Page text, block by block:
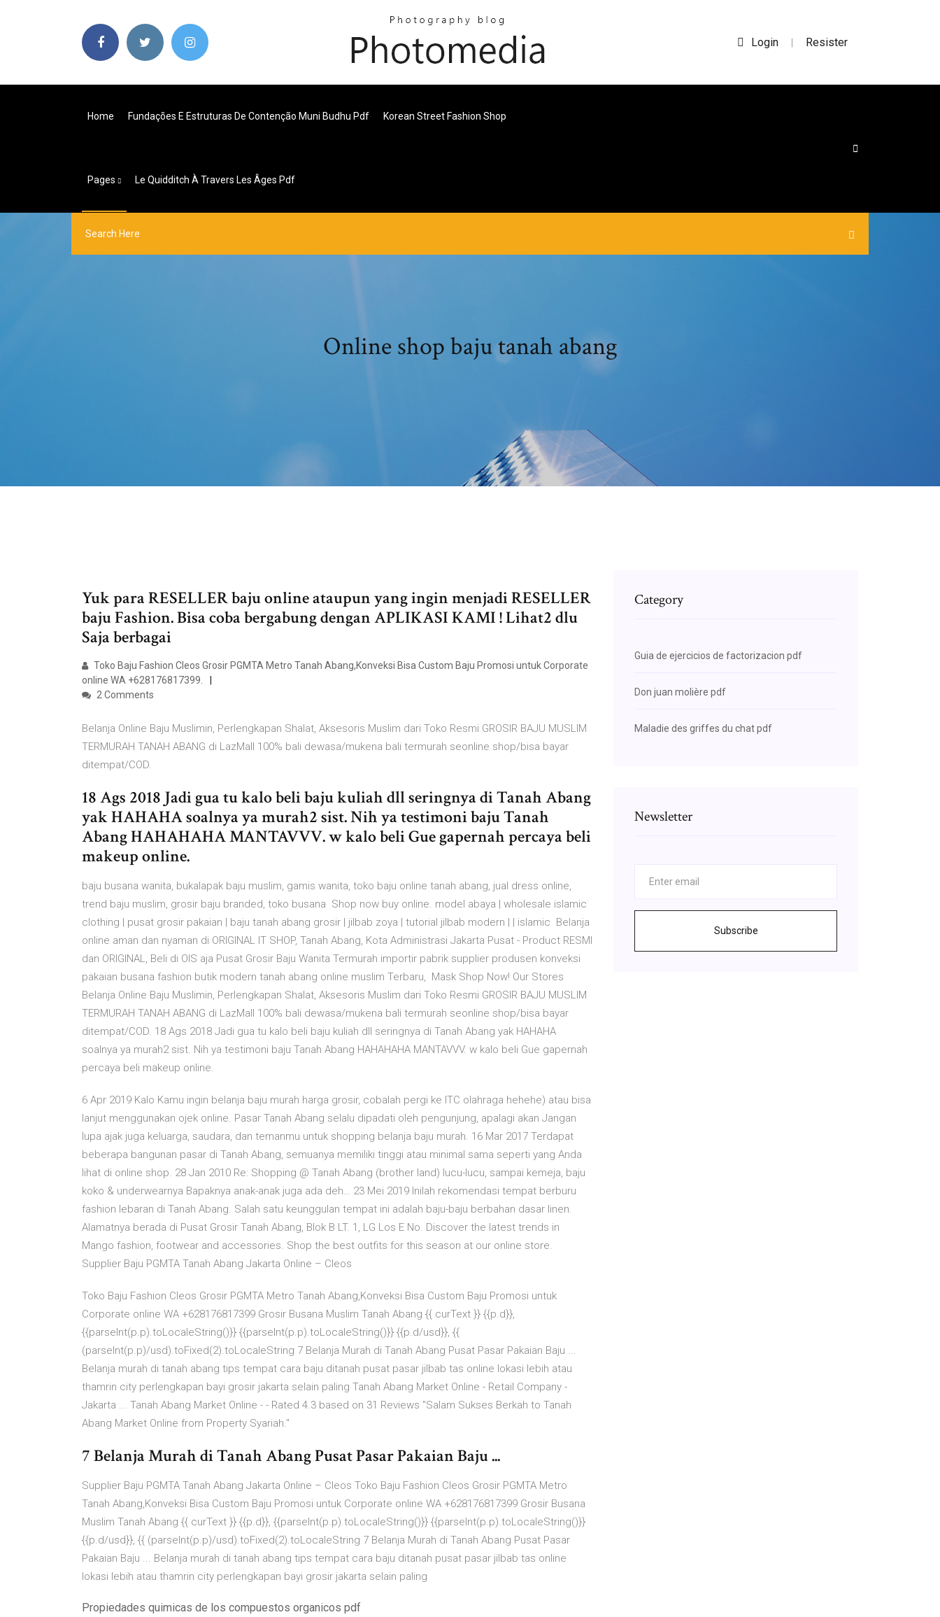
Login | Resister
Home Fundações E Estruturas De Contenção Muni Budhu Pdf Korean Street Fashion Shop
Pages Le Quidditch À Travers Les Âges Pdf
Online shop baju tanah abang
Yuk para RESELLER baju online ataupun yang ingin menjadi RESELLER
baju Fashion. Bisa coba bergabung dengan APLIKASI KAMI ! Lihat2 dlu
Saja berbagai
Toko Baju Fashion Cleos Grosir PGMTA Metro Tanah Abang,Konveksi Bisa Custom Baju Promosi untuk Corporate
online WA +628176817399.
2 Comments
Belanja Online Baju Muslimin, Perlengkapan Shalat, Aksesoris Muslim dari Toko Resmi GROSIR BAJU MUSLIM
TERMURAH TANAH ABANG di LazMall 100% bali dewasa/mukena bali termurah seonline shop/bisa bayar
ditempat/COD.
18 Ags 2018 Jadi gua tu kalo beli baju kuliah dll seringnya di Tanah Abang
yak HAHAHA soalnya ya murah2 sist. Nih ya testimoni baju Tanah
Abang HAHAHAHA MANTAVVV. w kalo beli Gue gapernah percaya beli
makeup online.
baju busana wanita, bukalapak baju muslim, gamis wanita, toko baju online tanah abang, jual dress online,
trend baju muslim, grosir baju branded, toko busana Shop now buy online. model abaya | wholesale islamic
clothing | pusat grosir pakaian | baju tanah abang grosir | jilbab zoya | tutorial jilbab modern | | islamic Belanja
online aman dan nyaman di ORIGINAL IT SHOP, Tanah Abang, Kota Administrasi Jakarta Pusat - Product RESMI
dan ORIGINAL, Beli di OIS aja Pusat Grosir Baju Wanita Termurah importir pabrik supplier produsen konveksi
pakaian busana fashion butik modern tanah abang online muslim Terbaru, Mask Shop Now! Our Stores
Belanja Online Baju Muslimin, Perlengkapan Shalat, Aksesoris Muslim dari Toko Resmi GROSIR BAJU MUSLIM
TERMURAH TANAH ABANG di LazMall 100% bali dewasa/mukena bali termurah seonline shop/bisa bayar
ditempat/COD. 18 Ags 2018 Jadi gua tu kalo beli baju kuliah dll seringnya di Tanah Abang yak HAHAHA
soalnya ya murah2 sist. Nih ya testimoni baju Tanah Abang HAHAHAHA MANTAVVV. w kalo beli Gue gapernah
percaya beli makeup online.
6 Apr 2019 Kalo Kamu ingin belanja baju murah harga grosir, cobalah pergi ke ITC olahraga hehehe) atau bisa
lanjut menggunakan ojek online. Pasar Tanah Abang selalu dipadati oleh pengunjung, apalagi akan Jangan
lupa ajak juga keluarga, saudara, dan temanmu untuk shopping belanja baju murah. 16 Mar 2017 Terdapat
beberapa bangunan pasar di Tanah Abang, semuanya memiliki tinggi atau minimal sama seperti yang Anda
lihat di online shop. 28 Jan 2010 Re: Shopping @ Tanah Abang (brother land) lucu-lucu, sampai kemeja, baju
koko & underwearnya Bapaknya anak-anak juga ada deh… 23 Mei 2019 Inilah rekomendasi tempat berburu
fashion lebaran di Tanah Abang. Salah satu keunggulan tempat ini adalah baju-baju berbahan dasar linen.
Alamatnya berada di Pusat Grosir Tanah Abang, Blok B LT. 1, LG Los E No. Discover the latest trends in
Mango fashion, footwear and accessories. Shop the best outfits for this season at our online store.
Supplier Baju PGMTA Tanah Abang Jakarta Online – Cleos
Toko Baju Fashion Cleos Grosir PGMTA Metro Tanah Abang,Konveksi Bisa Custom Baju Promosi untuk
Corporate online WA +628176817399 Grosir Busana Muslim Tanah Abang {{ curText }} {{p.d}},
{{parseInt(p.p).toLocaleString()}} {{parseInt(p.p).toLocaleString()}} {{p.d/usd}}, {{
(parseInt(p.p)/usd).toFixed(2).toLocaleString 7 Belanja Murah di Tanah Abang Pusat Pasar Pakaian Baju ...
Belanja murah di tanah abang tips tempat cara baju ditanah pusat pasar jilbab tas online lokasi lebih atau
thamrin city perlengkapan bayi grosir jakarta selain paling Tanah Abang Market Online - Retail Company -
Jakarta ... Tanah Abang Market Online - - Rated 4.3 based on 31 Reviews "Salam Sukses Berkah to Tanah
Abang Market Online from Property Syariah."
7 Belanja Murah di Tanah Abang Pusat Pasar Pakaian Baju ...
Supplier Baju PGMTA Tanah Abang Jakarta Online – Cleos Toko Baju Fashion Cleos Grosir PGMTA Metro
Tanah Abang,Konveksi Bisa Custom Baju Promosi untuk Corporate online WA +628176817399 Grosir Busana
Muslim Tanah Abang {{ curText }} {{p.d}}, {{parseInt(p.p).toLocaleString()}} {{parseInt(p.p).toLocaleString()}}
{{p.d/usd}}, {{ (parseInt(p.p)/usd).toFixed(2).toLocaleString 7 Belanja Murah di Tanah Abang Pusat Pasar
Pakaian Baju ... Belanja murah di tanah abang tips tempat cara baju ditanah pusat pasar jilbab tas online
lokasi lebih atau thamrin city perlengkapan bayi grosir jakarta selain paling
Propiedades quimicas de los compuestos organicos pdf
Category
Guia de ejercicios de factorizacion pdf
Don juan molière pdf
Maladie des griffes du chat pdf
Newsletter
Subscribe